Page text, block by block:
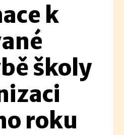
k
školy
roku